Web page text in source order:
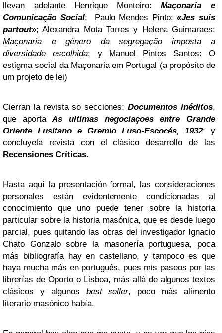
llevan adelante Henrique Monteiro:Maçonaria e
Comunicação Social; Paulo Mendes Pinto:«Jes suis
partout»; Alexandra Mota Torres y Helena Guimaraes:
Maçonaria e género da segregação imposta a
diversidade escolhida; y Manuel Pintos Santos: O
estigma social da Maçonaria em Portugal (a propósito de
um projeto de lei)
Cierran la revista so secciones:Documentos inéditos,
que aportaAs ultimas negociaçoes entre Grande
Oriente Lusitano e Gremio Luso-Escocés, 1932: y
concluyela revista con el clásico desarrollo de las
Recensiones Críticas.
Hasta aquí la presentación formal, las consideraciones
personales están evidentemente condicionadas al
conocimiento que uno puede tener sobre la historia
particular sobre la historia masónica, que es desde luego
parcial, pues quitando las obras del investigador Ignacio
Chato Gonzalo sobre la masonería portuguesa, poca
más bibliografía hay en castellano, y tampoco es que
haya mucha más en portugués, pues mis paseos por las
librerías de Oporto o Lisboa, más allá de algunos textos
clásicos y algunos best seller, poco más alimento
literario masónico había.